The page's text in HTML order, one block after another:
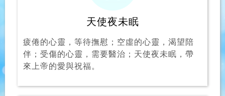
天使夜未眠
疲倦的心靈，等待撫慰；空虛的心靈，渴望陪
伴；受傷的心靈，需要醫治；天使夜未眠，帶
來上帝的愛與祝福。